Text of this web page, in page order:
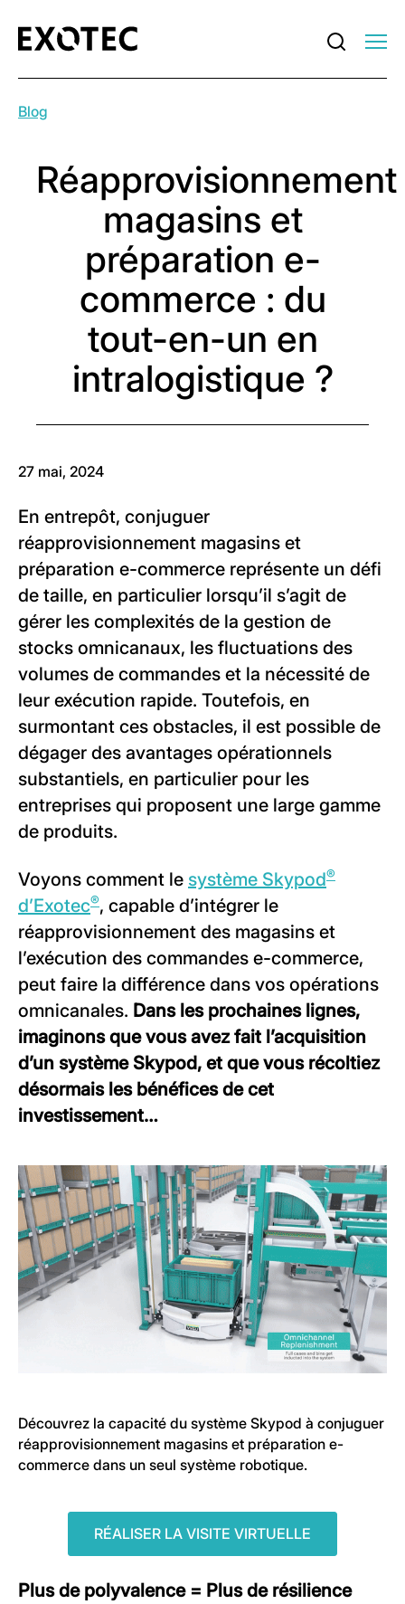
Blog
Réapprovisionnement
magasins et
préparation e-
commerce : du
tout-en-un en
intralogistique ?
27 mai, 2024
En entrepôt, conjuguer
réapprovisionnement magasins et
préparation e-commerce représente un défi
de taille, en particulier lorsqu’il s’agit de
gérer les complexités de la gestion de
stocks omnicanaux, les fluctuations des
volumes de commandes et la nécessité de
leur exécution rapide. Toutefois, en
surmontant ces obstacles, il est possible de
dégager des avantages opérationnels
substantiels, en particulier pour les
entreprises qui proposent une large gamme
de produits.
Voyons comment le système Skypod®
d’Exotec®, capable d’intégrer le
réapprovisionnement des magasins et
l’exécution des commandes e-commerce,
peut faire la différence dans vos opérations
omnicanales. Dans les prochaines lignes,
imaginons que vous avez fait l’acquisition
d’un système Skypod, et que vous récoltiez
désormais les bénéfices de cet
investissement…
Découvrez la capacité du système Skypod à conjuguer
réapprovisionnement magasins et préparation e-
commerce dans un seul système robotique.
RÉALISER LA VISITE VIRTUELLE
Plus de polyvalence = Plus de résilience